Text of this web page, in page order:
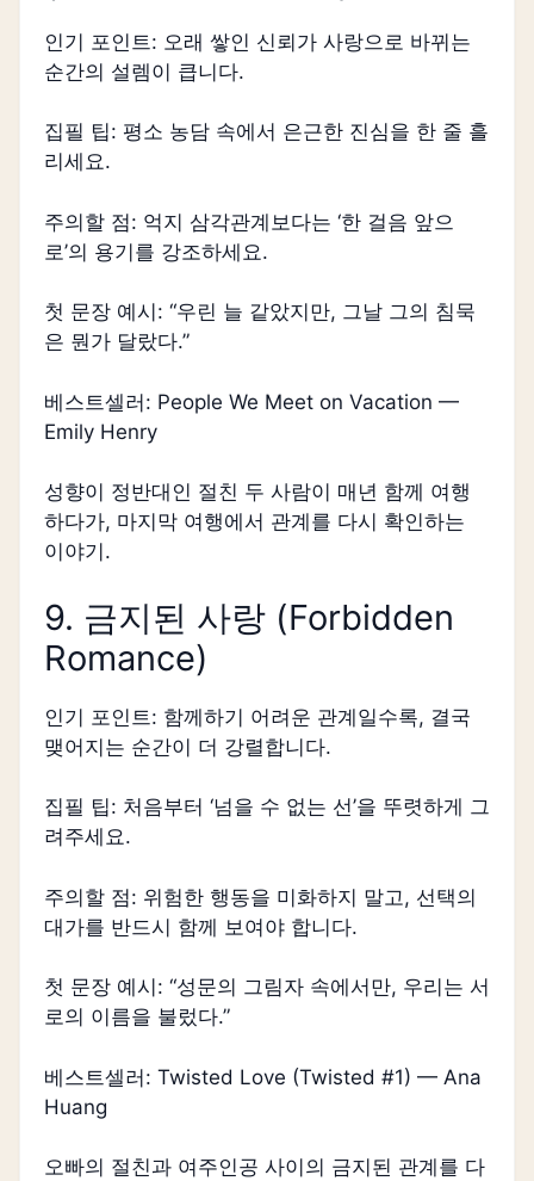
인기 포인트: 오래 쌓인 신뢰가 사랑으로 바뀌는
순간의 설렘이 큽니다.
집필 팁: 평소 농담 속에서 은근한 진심을 한 줄 흘
리세요.
주의할 점: 억지 삼각관계보다는 ‘한 걸음 앞으
로’의 용기를 강조하세요.
첫 문장 예시: “우린 늘 같았지만, 그날 그의 침묵
은 뭔가 달랐다.”
베스트셀러: People We Meet on Vacation —
Emily Henry
성향이 정반대인 절친 두 사람이 매년 함께 여행
하다가, 마지막 여행에서 관계를 다시 확인하는
이야기.
9. 금지된 사랑 (Forbidden
Romance)
인기 포인트: 함께하기 어려운 관계일수록, 결국
맺어지는 순간이 더 강렬합니다.
집필 팁: 처음부터 ‘넘을 수 없는 선’을 뚜렷하게 그
려주세요.
주의할 점: 위험한 행동을 미화하지 말고, 선택의
대가를 반드시 함께 보여야 합니다.
첫 문장 예시: “성문의 그림자 속에서만, 우리는 서
로의 이름을 불렀다.”
베스트셀러: Twisted Love (Twisted #1) — Ana
Huang
오빠의 절친과 여주인공 사이의 금지된 관계를 다